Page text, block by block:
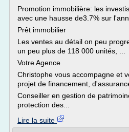
Promotion immobilière: les
avec une hausse de3.7% sur
Prêt immobilier
Les ventes au détail on peu
un peu plus de 118 000 unités, ...
Votre Agence
Christophe vous accompagne et
projet de financement,
Conseiller en gestion de
protection des...
Lire la suite